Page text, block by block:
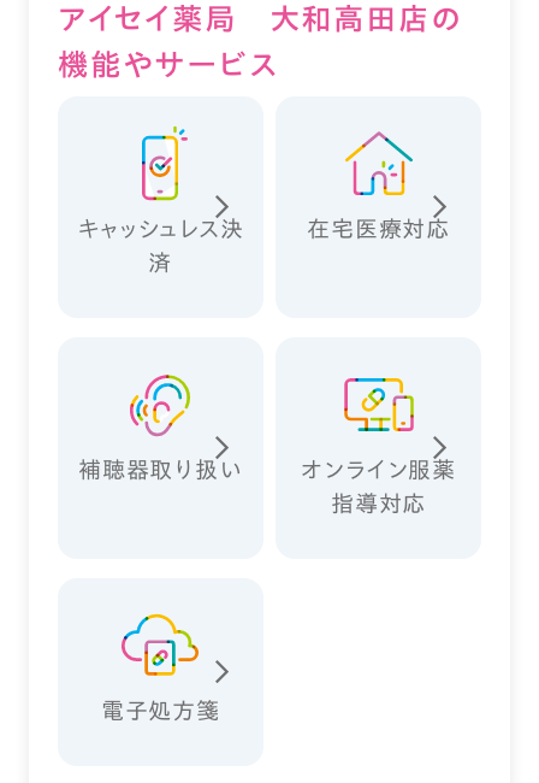
アイセイ薬局 大和高田店の
機能やサービス
キャッシュレス決
済
在宅医療対応
補聴器取り扱い
オンライン服薬
指導対応
電子処方箋